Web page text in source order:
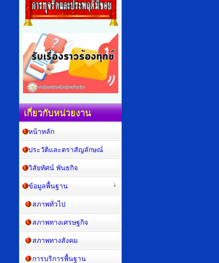
เกี่ยวกับหน่วยงาน
หน้าหลัก
ประวัติและตราสัญลักษณ์
วิสัยทัศน์ พันธกิจ
ข้อมูลพื้นฐาน
สภาพทั่วไป
สภาพทางเศรษฐกิจ
สภาพทางสังคม
การบริการพื้นฐาน